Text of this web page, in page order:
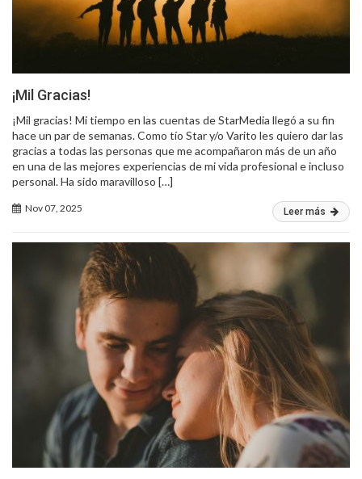
¡Mil Gracias!
¡Mil gracias! Mi tiempo en las cuentas de StarMedia llegó a su fin
hace un par de semanas. Como tío Star y/o Varito les quiero dar las
gracias a todas las personas que me acompañaron más de un año
en una de las mejores experiencias de mi vida profesional e incluso
personal. Ha sido maravilloso […]
Nov 07, 2025 Leer más